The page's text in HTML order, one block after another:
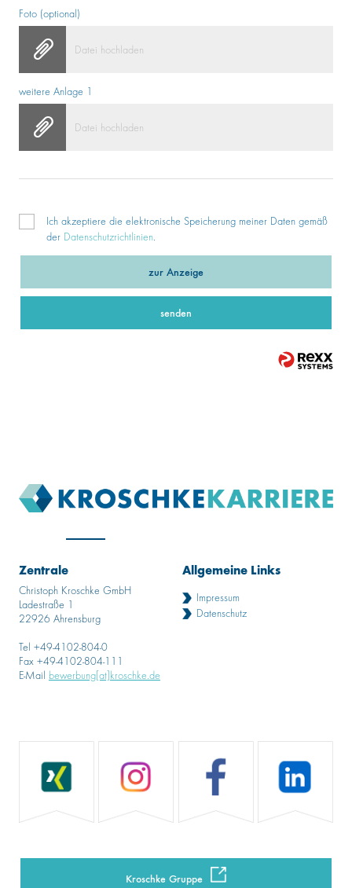
Foto (optional)
Datei hochladen
weitere Anlage 1
Datei hochladen
Ich akzeptiere die elektronische Speicherung meiner Daten gemäß
der Datenschutzrichtlinien.
zur Anzeige
senden
Zentrale
Christoph Kroschke GmbH
Ladestraße 1
22926 Ahrensburg
Tel +49-4102-804-0
Fax +49-4102-804-111
E-Mail bewerbung[at]kroschke.de
Allgemeine Links
Impressum
Datenschutz
Kroschke Gruppe